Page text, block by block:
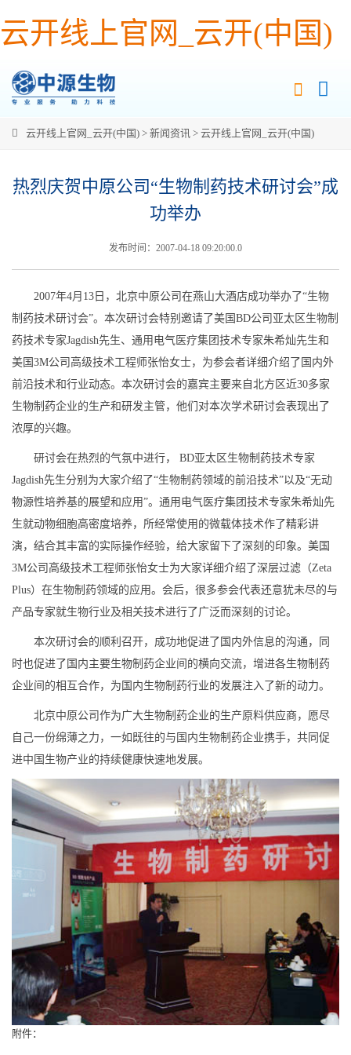
云开线上官网_云开(中国)
云开线上官网_云开(中国) > 新闻资讯 > 云开线上官网_云开(中国)
热烈庆贺中原公司“生物制药技术研讨会”成
功举办
发布时间：2007-04-18 09:20:00.0
2007年4月13日，北京中原公司在燕山大酒店成功举办了“生物
制药技术研讨会”。本次研讨会特别邀请了美国BD公司亚太区生物制
药技术专家Jagdish先生、通用电气医疗集团技术专家朱希灿先生和
美国3M公司高级技术工程师张怡女士，为参会者详细介绍了国内外
前沿技术和行业动态。本次研讨会的嘉宾主要来自北方区近30多家
生物制药企业的生产和研发主管，他们对本次学术研讨会表现出了
浓厚的兴趣。
研讨会在热烈的气氛中进行， BD亚太区生物制药技术专家
Jagdish先生分别为大家介绍了“生物制药领域的前沿技术”以及“无动
物源性培养基的展望和应用”。通用电气医疗集团技术专家朱希灿先
生就动物细胞高密度培养，所经常使用的微载体技术作了精彩讲
演，结合其丰富的实际操作经验，给大家留下了深刻的印象。美国
3M公司高级技术工程师张怡女士为大家详细介绍了深层过滤（Zeta
Plus）在生物制药领域的应用。会后，很多参会代表还意犹未尽的与
产品专家就生物行业及相关技术进行了广泛而深刻的讨论。
本次研讨会的顺利召开，成功地促进了国内外信息的沟通，同
时也促进了国内主要生物制药企业间的横向交流，增进各生物制药
企业间的相互合作，为国内生物制药行业的发展注入了新的动力。
北京中原公司作为广大生物制药企业的生产原料供应商，愿尽
自己一份绵薄之力，一如既往的与国内生物制药企业携手，共同促
进中国生物产业的持续健康快速地发展。
附件：